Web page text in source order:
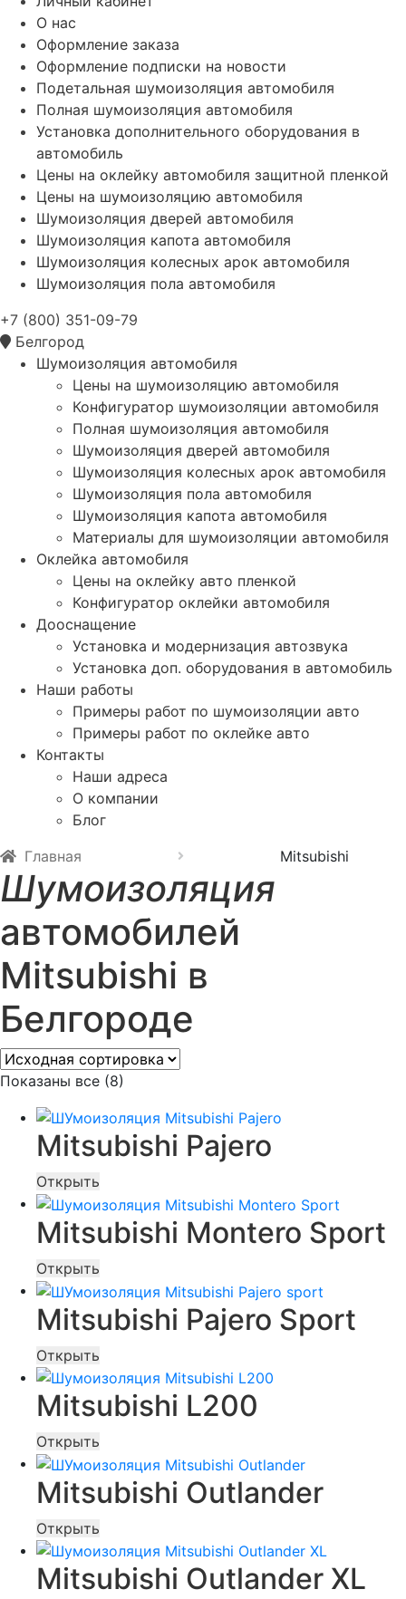
О нас
Оформление заказа
Оформление подписки на новости
Подетальная шумоизоляция автомобиля
Полная шумоизоляция автомобиля
Установка дополнительного оборудования в
автомобиль
Цены на оклейку автомобиля защитной пленкой
Цены на шумоизоляцию автомобиля
Шумоизоляция дверей автомобиля
Шумоизоляция капота автомобиля
Шумоизоляция колесных арок автомобиля
Шумоизоляция пола автомобиля
+7 (800) 351-09-79
Белгород
Шумоизоляция автомобиля
Цены на шумоизоляцию автомобиля
Конфигуратор шумоизоляции автомобиля
Полная шумоизоляция автомобиля
Шумоизоляция дверей автомобиля
Шумоизоляция колесных арок автомобиля
Шумоизоляция пола автомобиля
Шумоизоляция капота автомобиля
Материалы для шумоизоляции автомобиля
Оклейка автомобиля
Цены на оклейку авто пленкой
Конфигуратор оклейки автомобиля
Дооснащение
Установка и модернизация автозвука
Установка доп. оборудования в автомобиль
Наши работы
Примеры работ по шумоизоляции авто
Примеры работ по оклейке авто
Контакты
Наши адреса
О компании
Блог
Главная
Mitsubishi
Шумоизоляция
автомобилей
Mitsubishi в
Белгороде
Показаны все (8)
Mitsubishi Pajero
Открыть
Mitsubishi Montero Sport
Открыть
Mitsubishi Pajero Sport
Открыть
Mitsubishi L200
Открыть
Mitsubishi Outlander
Открыть
Mitsubishi Outlander XL